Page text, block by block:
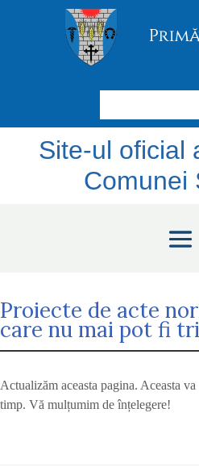
Site-ul oficial
Comunei
Proiecte de acte
care nu mai pot fi
Actualizăm aceasta pagina. Aceasta
timp. Vă mulțumim de înțelegere!